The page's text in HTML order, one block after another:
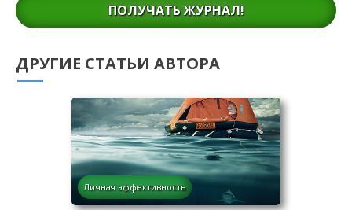
ПОЛУЧАТЬ ЖУРНАЛ!
ДРУГИЕ СТАТЬИ АВТОРА
Личная эффективность